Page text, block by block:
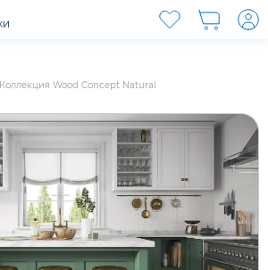
Коллекция Wood Concept Natural